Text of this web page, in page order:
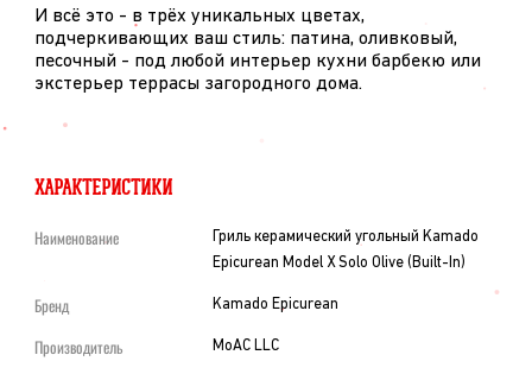
И всё это - в трёх уникальных цветах,
подчеркивающих ваш стиль: патина, оливковый,
песочный - под любой интерьер кухни барбекю или
экстерьер террасы загородного дома.
ХАРАКТЕРИСТИКИ
Наименование
Гриль керамический угольный Kamado
Epicurean Model X Solo Olive (Built-In)
Бренд Kamado Epicurean
Производитель MoAC LLC